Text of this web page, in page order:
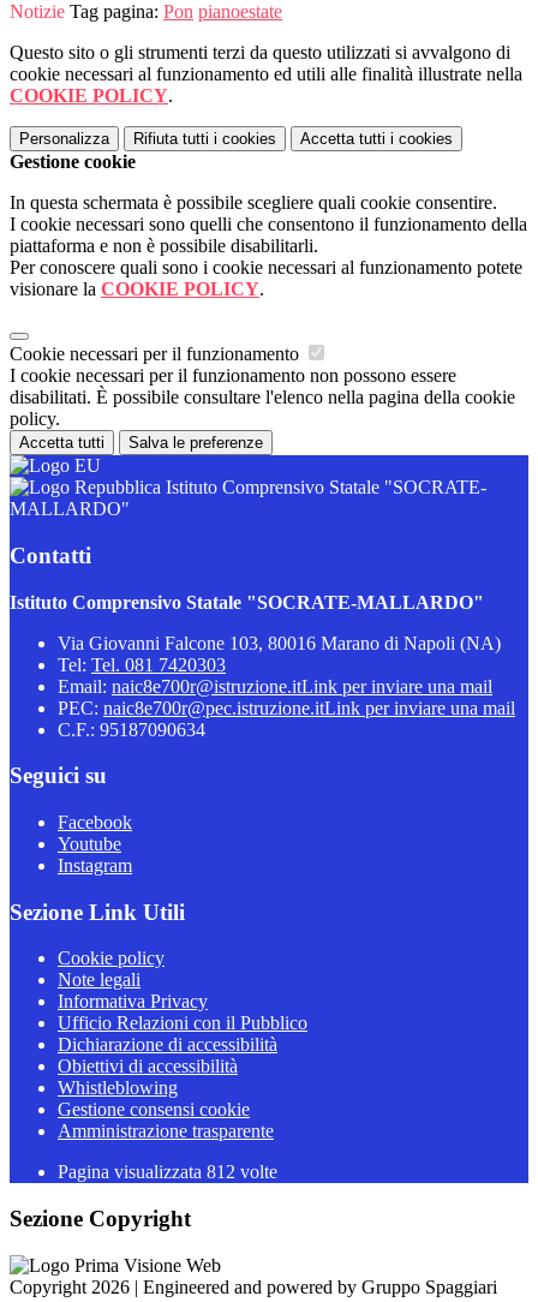
Notizie Tag pagina: Pon pianoestate
Questo sito o gli strumenti terzi da questo utilizzati si avvalgono di
cookie necessari al funzionamento ed utili alle finalità illustrate nella
COOKIE POLICY.
Personalizza Rifiuta tutti i cookies Accetta tutti i cookies
Gestione cookie
In questa schermata è possibile scegliere quali cookie consentire.
I cookie necessari sono quelli che consentono il funzionamento della
piattaforma e non è possibile disabilitarli.
Per conoscere quali sono i cookie necessari al funzionamento potete
visionare la COOKIE POLICY.
Cookie necessari per il funzionamento
I cookie necessari per il funzionamento non possono essere
disabilitati. È possibile consultare l'elenco nella pagina della cookie
policy.
Accetta tutti Salva le preferenze
Istituto Comprensivo Statale "SOCRATE-
MALLARDO"
Contatti
Istituto Comprensivo Statale "SOCRATE-MALLARDO"
Via Giovanni Falcone 103, 80016 Marano di Napoli (NA)
Tel: Tel. 081 7420303
Email: naic8e700r@istruzione.itLink per inviare una mail
PEC: naic8e700r@pec.istruzione.itLink per inviare una mail
C.F.: 95187090634
Seguici su
Facebook
Youtube
Instagram
Sezione Link Utili
Cookie policy
Note legali
Informativa Privacy
Ufficio Relazioni con il Pubblico
Dichiarazione di accessibilità
Obiettivi di accessibilità
Whistleblowing
Gestione consensi cookie
Amministrazione trasparente
Pagina visualizzata 812 volte
Sezione Copyright
Copyright 2026 | Engineered and powered by Gruppo Spaggiari